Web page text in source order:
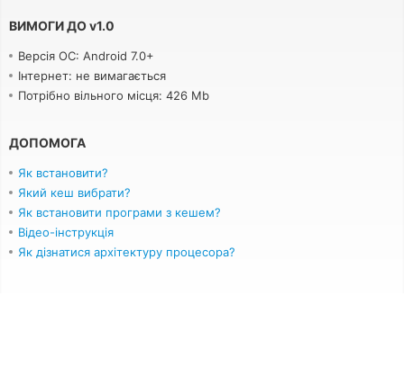
ВИМОГИ ДОv1.0
Версія ОС: Android 7.0+
Інтернет: не вимагається
Потрібно вільного місця: 426 Mb
ДОПОМОГА
Як встановити?
Який кеш вибрати?
Як встановити програми з кешем?
Відео-інструкція
Як дізнатися архітектуру процесора?